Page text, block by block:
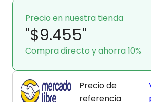
Precio en nuestra tienda
"$9.455"
Compra directo y ahorra 10%
Precio de
referencia